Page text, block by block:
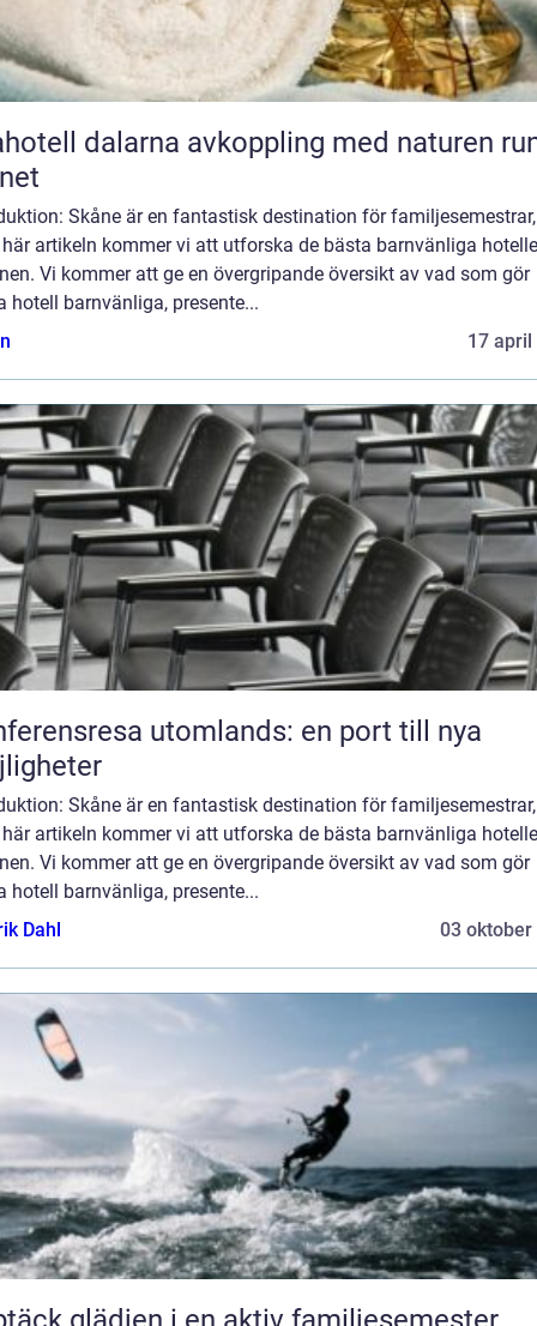
avkoppling med naturen runt
Skåne är en fantastisk destination för
artikeln kommer vi att utforska de bästa barnvänliga
Vi kommer att ge en övergripande översikt av vad som gör
hotell barnvänliga, presente...
17 april
utomlands: en port till nya
Skåne är en fantastisk destination för
artikeln kommer vi att utforska de bästa barnvänliga
Vi kommer att ge en övergripande översikt av vad som gör
hotell barnvänliga, presente...
Dahl
03 oktober